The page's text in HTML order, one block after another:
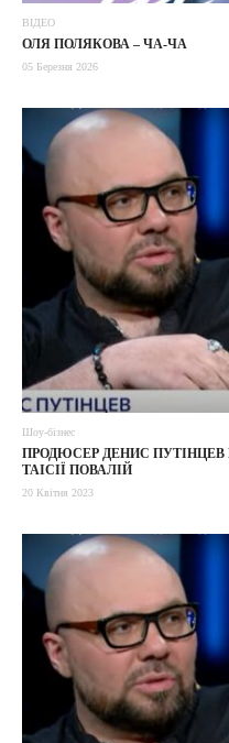
ВІДЕО
ОЛЯ ПОЛЯКОВА – ЧА-ЧА
05 Березня 2026
Шоу-бізнес
ПРОДЮСЕР ДЕНИС ПУТІНЦЕВ
ТАІСІЇ ПОВАЛІЙ
20 Квітня 2023